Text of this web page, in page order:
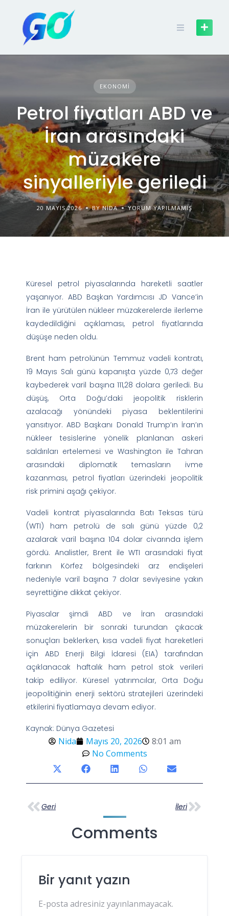
EKONOMI
Petrol fiyatları ABD ve
İran arasındaki
müzakere
sinyalleriyle geriledi
20 MAYIS 2026 BY NIDA YORUM YAPILMAMIŞ
Küresel petrol piyasalarında hareketli saatler
yaşanıyor. ABD Başkan Yardımcısı JD Vance’in
İran ile yürütülen nükleer müzakerelerde ilerleme
kaydedildiğini açıklaması, petrol fiyatlarında
düşüşe neden oldu.
Brent ham petrolünün Temmuz vadeli kontratı,
19 Mayıs Salı günü kapanışta yüzde 0,73 değer
kaybederek varil başına 111,28 dolara geriledi. Bu
düşüş, Orta Doğu’daki jeopolitik risklerin
azalacağı yönündeki piyasa beklentilerini
yansıtıyor. ABD Başkanı Donald Trump’ın İran’ın
nükleer tesislerine yönelik planlanan askeri
saldırıları ertelemesi ve Washington ile Tahran
arasındaki diplomatik temasların ivme
kazanması, petrol fiyatları üzerindeki jeopolitik
risk primini aşağı çekiyor.
Vadeli kontrat piyasalarında Batı Teksas türü
(WTI) ham petrolü de salı günü yüzde 0,2
azalarak varil başına 104 dolar civarında işlem
gördü. Analistler, Brent ile WTI arasındaki fiyat
farkının Körfez bölgesindeki arz endişeleri
nedeniyle varil başına 7 dolar seviyesine yakın
seyrettiğine dikkat çekiyor.
Piyasalar şimdi ABD ve İran arasındaki
müzakerelerin bir sonraki turundan çıkacak
sonuçları beklerken, kısa vadeli fiyat hareketleri
için ABD Enerji Bilgi İdaresi (EIA) tarafından
açıklanacak haftalık ham petrol stok verileri
takip ediliyor. Küresel yatırımcılar, Orta Doğu
jeopolitiğinin enerji sektörü stratejileri üzerindeki
etkilerini fiyatlamaya devam ediyor.
Kaynak: Dünya Gazetesi
Nida Mayıs 20, 2026
8:01 am
No Comments
Geri İleri
Comments
Bir yanıt yazın
E-posta adresiniz yayınlanmayacak.